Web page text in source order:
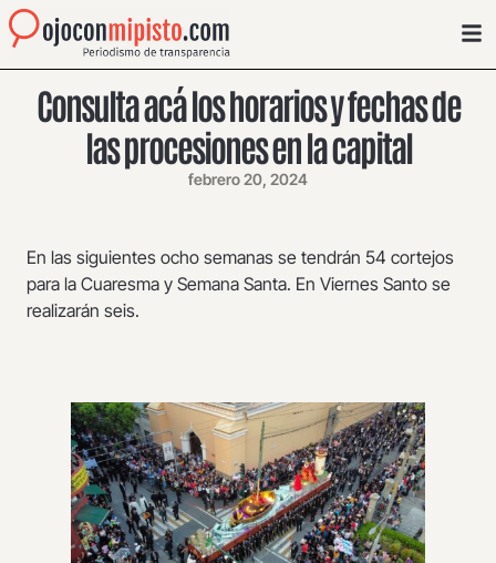
Consulta acá los horarios y fechas de
las procesiones en la capital
febrero 20, 2024
En las siguientes ocho semanas se tendrán 54 cortejos
para la Cuaresma y Semana Santa. En Viernes Santo se
realizarán seis.